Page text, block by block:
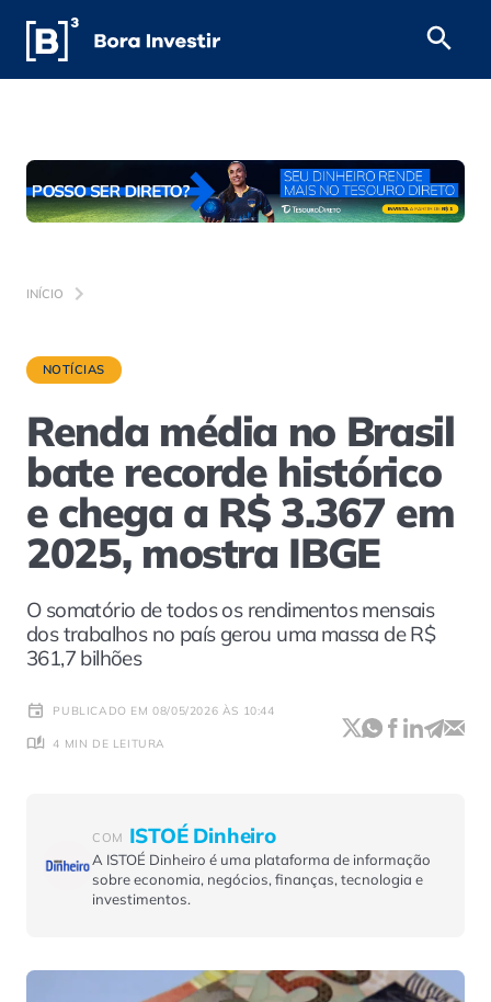
INÍCIO
NOTÍCIAS
Renda média no Brasil
bate recorde histórico
e chega a R$ 3.367 em
2025, mostra IBGE
O somatório de todos os rendimentos mensais
dos trabalhos no país gerou uma massa de R$
361,7 bilhões
PUBLICADO EM 08/05/2026 ÀS 10:44
4 MIN DE LEITURA
COM ISTOÉ Dinheiro
A ISTOÉ Dinheiro é uma plataforma de informação
sobre economia, negócios, finanças, tecnologia e
investimentos.